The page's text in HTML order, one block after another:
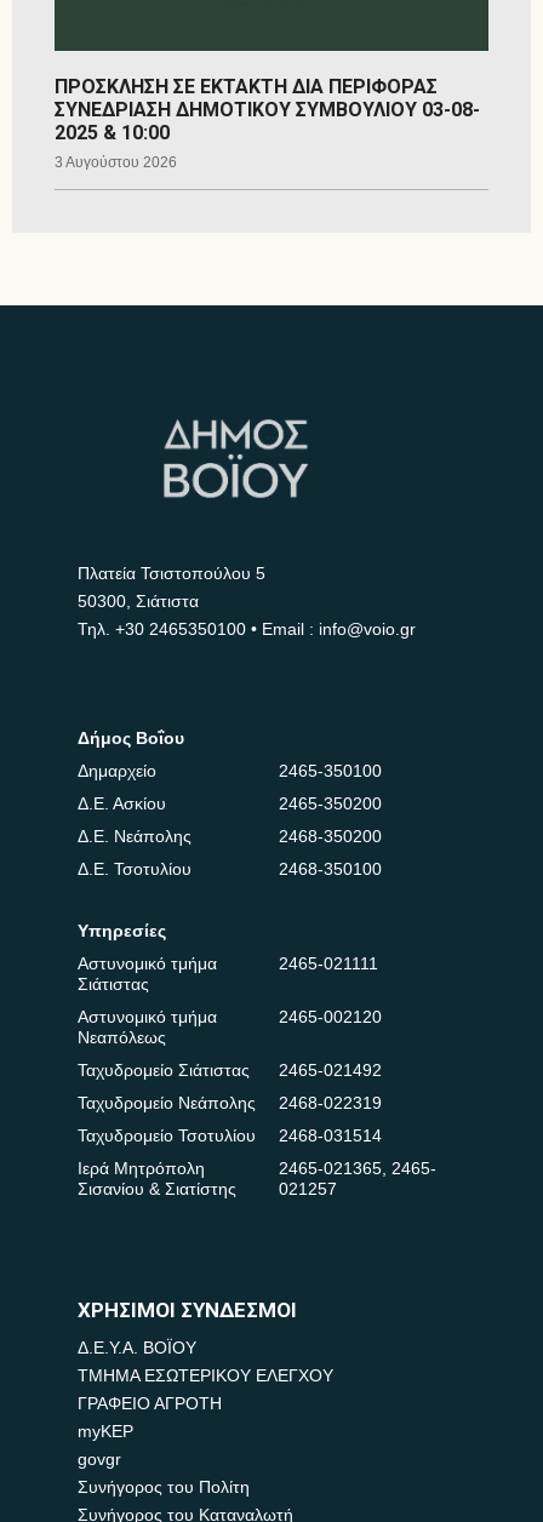
ΠΡΟΣΚΛΗΣΗ ΣΕ ΕΚΤΑΚΤΗ ΔΙΑ ΠΕΡΙΦΟΡΑΣ
ΣΥΝΕΔΡΙΑΣΗ ΔΗΜΟΤΙΚΟΥ ΣΥΜΒΟΥΛΙΟΥ 03-08-
2025 & 10:00
3 Αυγούστου 2026
Πλατεία Τσιστοπούλου 5
50300, Σιάτιστα
Τηλ. +30 2465350100 • Email : info@voio.gr
Δήμος Βοΐου
Δημαρχείο
2465-350100
Δ.Ε. Ασκίου
2465-350200
Δ.Ε. Νεάπολης
2468-350200
Δ.Ε. Τσοτυλίου
2468-350100
Υπηρεσίες
Αστυνομικό τμήμα
Σιάτιστας
2465-021111
Αστυνομικό τμήμα
Νεαπόλεως
2465-002120
Ταχυδρομείο Σιάτιστας
2465-021492
Ταχυδρομείο Νεάπολης
2468-022319
Ταχυδρομείο Τσοτυλίου
2468-031514
Ιερά Μητρόπολη
Σισανίου & Σιατίστης
2465-021365, 2465-
021257
ΧΡΗΣΙΜΟΙ ΣΥΝΔΕΣΜΟΙ
Δ.Ε.Υ.Α. ΒΟΪΟΥ
ΤΜΗΜΑ ΕΣΩΤΕΡΙΚΟΥ ΕΛΕΓΧΟΥ
ΓΡΑΦΕΙΟ ΑΓΡΟΤΗ
myKEP
govgr
Συνήγορος του Πολίτη
Συνήγορος του Καταναλωτή